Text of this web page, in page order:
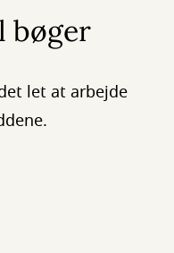
bøger
let at arbejde